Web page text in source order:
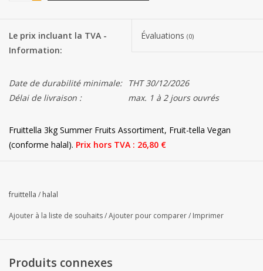
Bonbons de carnaval
Marques
Le prix incluant la TVA -
Information:
Évaluations (0)
Date de durabilité minimale:
THT 30/12/2026
Délai de livraison :
max. 1 à 2 jours ouvrés
Fruittella 3kg Summer Fruits Assortiment, Fruit-tella Vegan
(conforme halal). Prix ​​hors TVA : 26,80 €
fruittella / halal
Ajouter à la liste de souhaits/Ajouter pour comparer/ Imprimer
Produits connexes